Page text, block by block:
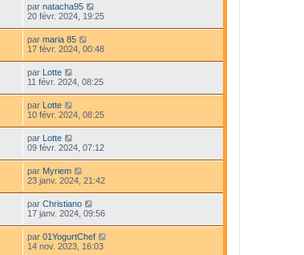
par natacha95
20 févr. 2024, 19:25
par maria 85
17 févr. 2024, 00:48
par Lotte
11 févr. 2024, 08:25
par Lotte
10 févr. 2024, 08:25
par Lotte
09 févr. 2024, 07:12
par Myriem
23 janv. 2024, 21:42
par Christiano
17 janv. 2024, 09:56
par 01YogurtChef
14 nov. 2023, 16:03